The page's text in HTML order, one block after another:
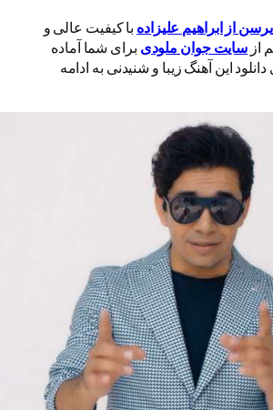
از ابراهیم علیزادهبا کیفیت عالی و
جوان ملودیبرای شما آماده
این آهنگ زیبا و شنیدنی به ادامه